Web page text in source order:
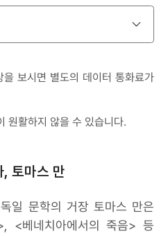
을 보시면 별도의 데이터 통화료가
원활하지 않을 수 있습니다.
, 토마스 만
일 문학의 거장 토마스 만은
<베네치아에서의 죽음> 등